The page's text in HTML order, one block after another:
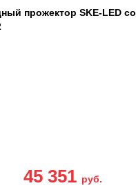
прожектор SKE-LED
45 351 руб.